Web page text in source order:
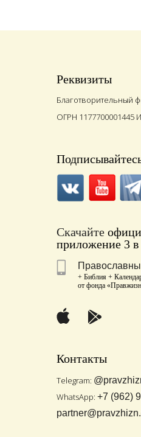
Реквизиты
Благотворительный
ОГРН 1177700001445
Скачайте
приложение 3 в
+ Библия +
от фонда
Контакты
Telegram:
WhatsApp: +7 (962)